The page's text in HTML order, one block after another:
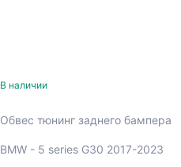
В наличии
Обвес тюнинг заднего бампера
BMW - 5 series G30 2017-2023